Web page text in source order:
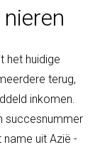
het huidige
terug,
inkomen.
succesnummer
uit Azië -